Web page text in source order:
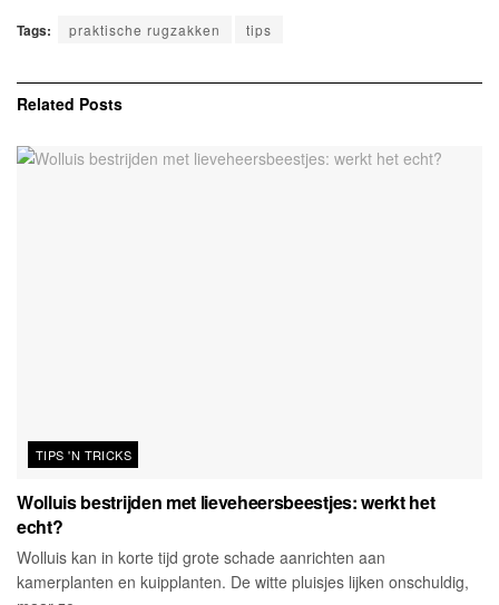
Tags: praktische rugzakken tips
Related Posts
TIPS 'N TRICKS
Wolluis bestrijden met lieveheersbeestjes: werkt het
echt?
Wolluis kan in korte tijd grote schade aanrichten aan
kamerplanten en kuipplanten. De witte pluisjes lijken onschuldig,